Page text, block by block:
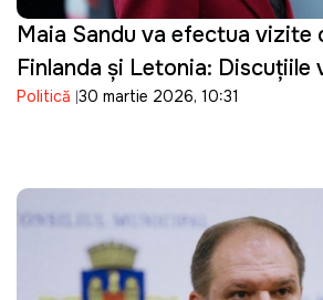
Maia Sandu va efectua vizite
Finlanda și Letonia: Discuțiile
parcursul european al
Politică 30 martie 2026, 10:31